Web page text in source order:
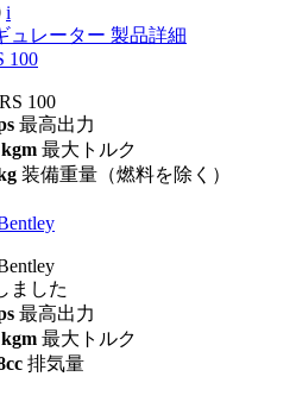
i
ュレーター 製品詳細
100
100
最高出力
最大トルク
装備重量（燃料を除く）
ました
最高出力
最大トルク
排気量